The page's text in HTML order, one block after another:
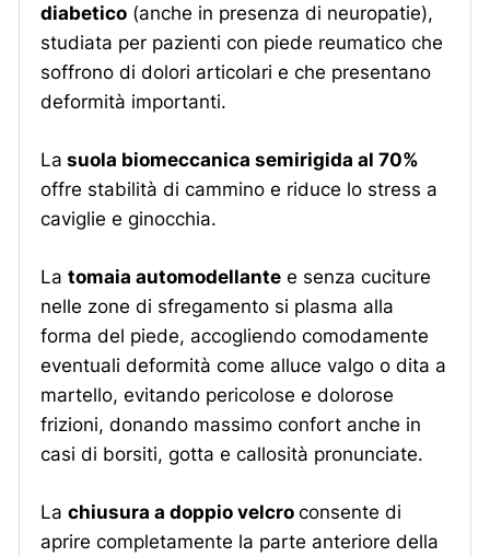
diabetico (anche in presenza di neuropatie),
studiata per pazienti con piede reumatico che
soffrono di dolori articolari e che presentano
deformità importanti.
La suola biomeccanica semirigida al 70%
offre stabilità di cammino e riduce lo stress a
caviglie e ginocchia.
Latomaia automodellante e senza cuciture
nelle zone di sfregamento si plasma alla
forma del piede, accogliendo comodamente
eventuali deformità come alluce valgo o dita a
martello, evitando pericolose e dolorose
frizioni, donando massimo confort anche in
casi di borsiti, gotta e callosità pronunciate.
Lachiusura a doppio velcroconsente di
aprire completamente la parte anteriore della
Il piede si presenta come una